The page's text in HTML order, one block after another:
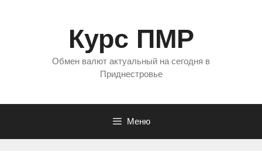
Курс ПМР
Обмен валют актуальный на сегодня в
Приднестровье
Меню